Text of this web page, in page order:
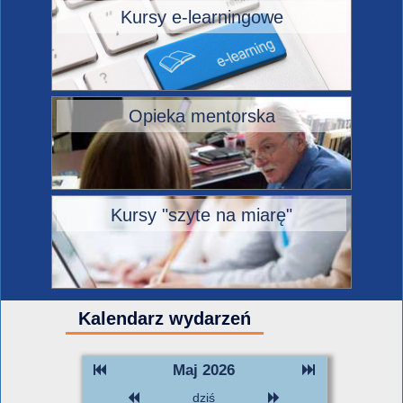
Kursy e-learningowe
Opieka mentorska
Kursy "szyte na miarę"
Kalendarz wydarzeń
Maj 2026
dziś